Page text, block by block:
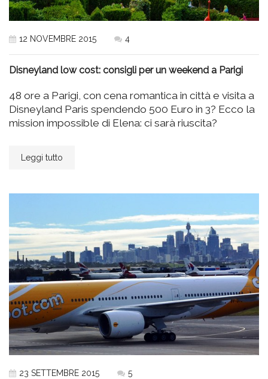
12 NOVEMBRE 2015 4
Disneyland low cost: consigli per un weekend a Parigi
48 ore a Parigi, con cena romantica in città e visita a
Disneyland Paris spendendo 500 Euro in 3? Ecco la
mission impossible di Elena: ci sarà riuscita?
Leggi tutto
23 SETTEMBRE 2015 5